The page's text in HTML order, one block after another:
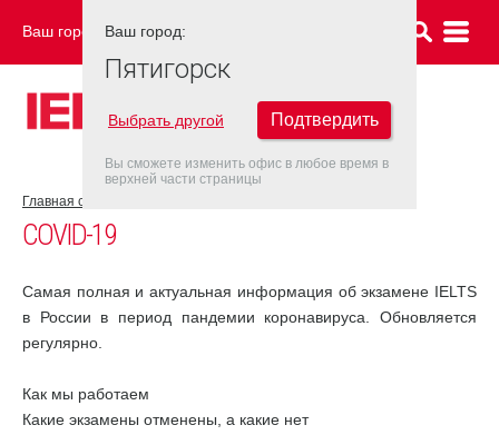
Ваш город: ПЯТИГОРСК
Главная страница
COVID-19
Самая полная и актуальная информация об экзамене IELTS
в России в период пандемии коронавируса. Обновляется
регулярно.
Как мы работаем
Какие экзамены отменены, а какие нет
Ваш город:
Пятигорск
Выбрать другой Подтвердить
Вы сможете изменить офис в любое время в
верхней части страницы